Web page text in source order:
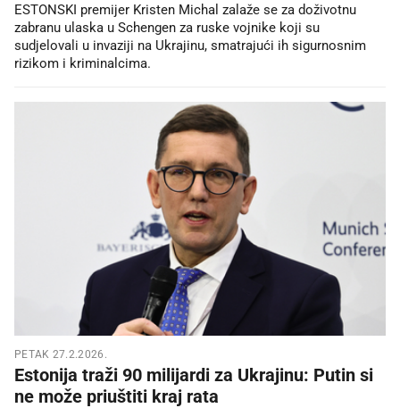
ESTONSKI premijer Kristen Michal zalaže se za doživotnu
zabranu ulaska u Schengen za ruske vojnike koji su
sudjelovali u invaziji na Ukrajinu, smatrajući ih sigurnosnim
rizikom i kriminalcima.
PETAK 27.2.2026.
Estonija traži 90 milijardi za Ukrajinu: Putin si
ne može priuštiti kraj rata